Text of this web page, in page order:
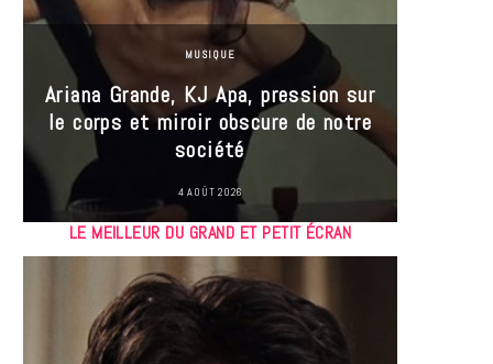
MUSIQUE
Ariana Grande, KJ Apa, pression sur
le corps et miroir obscure de notre
société
4 AOÛT 2026
LE MEILLEUR DU GRAND ET PETIT ÉCRAN